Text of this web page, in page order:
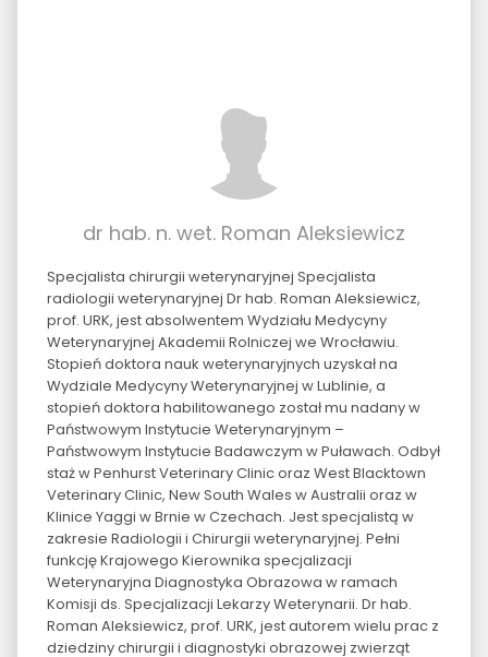
dr hab. n. wet. Roman Aleksiewicz
Specjalista chirurgii weterynaryjnej Specjalista
radiologii weterynaryjnej Dr hab. Roman Aleksiewicz,
prof. URK, jest absolwentem Wydziału Medycyny
Weterynaryjnej Akademii Rolniczej we Wrocławiu.
Stopień doktora nauk weterynaryjnych uzyskał na
Wydziale Medycyny Weterynaryjnej w Lublinie, a
stopień doktora habilitowanego został mu nadany w
Państwowym Instytucie Weterynaryjnym –
Państwowym Instytucie Badawczym w Puławach. Odbył
staż w Penhurst Veterinary Clinic oraz West Blacktown
Veterinary Clinic, New South Wales w Australii oraz w
Klinice Yaggi w Brnie w Czechach. Jest specjalistą w
zakresie Radiologii i Chirurgii weterynaryjnej. Pełni
funkcję Krajowego Kierownika specjalizacji
Weterynaryjna Diagnostyka Obrazowa w ramach
Komisji ds. Specjalizacji Lekarzy Weterynarii. Dr hab.
Roman Aleksiewicz, prof. URK, jest autorem wielu prac z
dziedziny chirurgii i diagnostyki obrazowej zwierząt